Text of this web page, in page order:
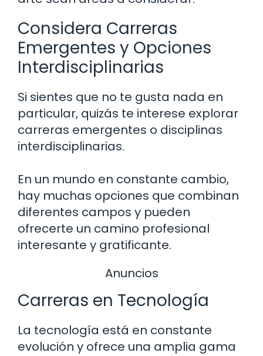
Considera Carreras
Emergentes y Opciones
Interdisciplinarias
Si sientes que no te gusta nada en
particular, quizás te interese explorar
carreras emergentes o disciplinas
interdisciplinarias.
En un mundo en constante cambio,
hay muchas opciones que combinan
diferentes campos y pueden
ofrecerte un camino profesional
interesante y gratificante.
Anuncios
Carreras en Tecnología
La tecnología está en constante
evolución y ofrece una amplia gama